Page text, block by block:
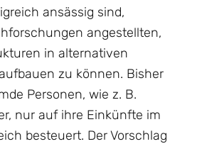
ansässig sind,
angestellten,
in alternativen
zu können. Bisher
Personen, wie z. B.
nur auf ihre Einkünfte im
besteuert. Der Vorschlag